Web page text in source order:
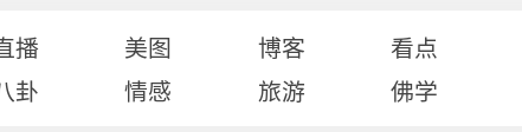
播 美图 博客 看点
卦 情感 旅游 佛学